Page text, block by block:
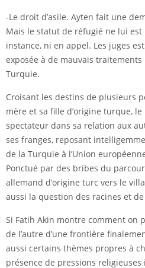
-Le droit d’asile. Ayten fait une
Mais le statut de réfugié ne lui
instance, ni en appel. Les juges
exposée à de mauvais
Turquie.
Croisant les destins de plusieurs
mère et sa fille d’origine turque,
spectateur dans sa relation aux
ses franges, reposant
de la Turquie à l’Union
Ponctué par des bribes du
allemand d’origine turc vers le
aussi la question des racines et
Si Fatih Akin montre comment on
de l’autre d’une frontière
aussi certains thèmes propres à
présence de pressions religieuses